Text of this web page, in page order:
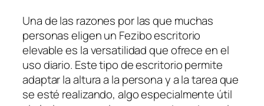
Una de las razones por las que muchas
personas eligen un Fezibo escritorio
elevable es la versatilidad que ofrece en el
uso diario. Este tipo de escritorio permite
adaptar la altura a la persona y a la tarea que
se esté realizando, algo especialmente útil